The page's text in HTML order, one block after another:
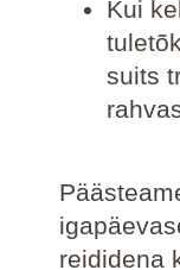
Kui
suits
reididena